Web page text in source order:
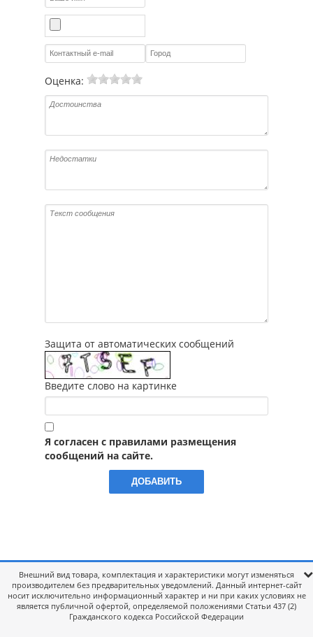
Оценка:
Защита от автоматических сообщений
Введите слово на картинке
Я согласен с правилами размещения
сообщений на сайте.
Внешний вид товара, комплектация и характеристики могут изменяться
производителем без предварительных уведомлений. Данный интернет-сайт
носит исключительно информационный характер и ни при каких условиях не
является публичной офертой, определяемой положениями Статьи 437 (2)
Гражданского кодекса Российской Федерации